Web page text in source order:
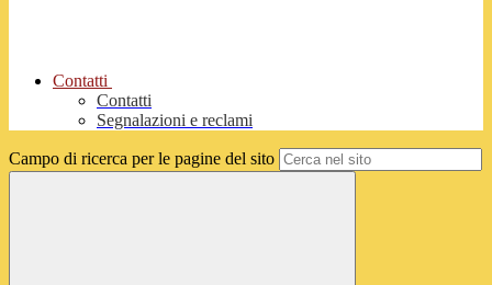
Contatti
Contatti
Segnalazioni e reclami
Campo di ricerca per le pagine del sito